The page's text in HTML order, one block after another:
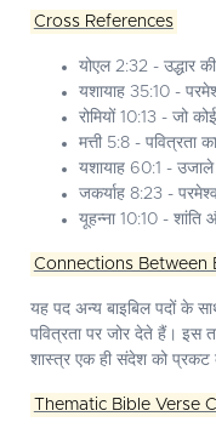
Cross References
योएल 2:32 - उद्धार
यशायाह 35:10 -
रोमियों 10:13 - जो
मत्ती 5:8 - पवित्रता
यशायाह 60:1 -
जकर्याह 8:23 -
यूहन्ना 10:10 - शांति
Connections Between
यह पद अन्य बाइबिल पदों के
पवित्रता पर जोर देते हैं। इस
शास्त्र एक ही संदेश को
Thematic Bible Verse